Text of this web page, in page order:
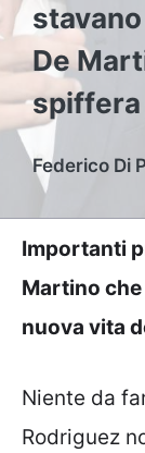
De
Federico Di
Importanti
Martino
nuova vita
Niente da
Rodriguez